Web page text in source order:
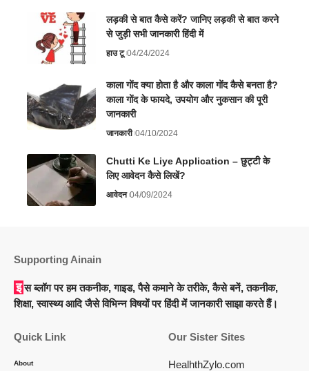
लड़की से बात कैसे करें? जानिए लड़की से बात करने
से जुड़ी सभी जानकारी हिंदी में
हाउ टू 04/24/2024
काला गोंद क्या होता है और काला गोंद कैसे बनता है?
काला गोंद के फायदे, उपयोग और नुकसान की पूरी
जानकारी
जानकारी 04/10/2024
Chutti Ke Liye Application – छुट्टी के
लिए आवेदन कैसे लिखें?
आवेदन 04/09/2024
Supporting Ainain
इस ब्लॉग पर हम तकनीक, गाइड, पैसे कमाने के तरीके, कैसे बनें, तकनीक,
शिक्षा, स्वास्थ्य आदि जैसे विभिन्न विषयों पर हिंदी में जानकारी साझा करते हैं।
Quick Link
About
Our Sister Sites
HealhthZylo.com